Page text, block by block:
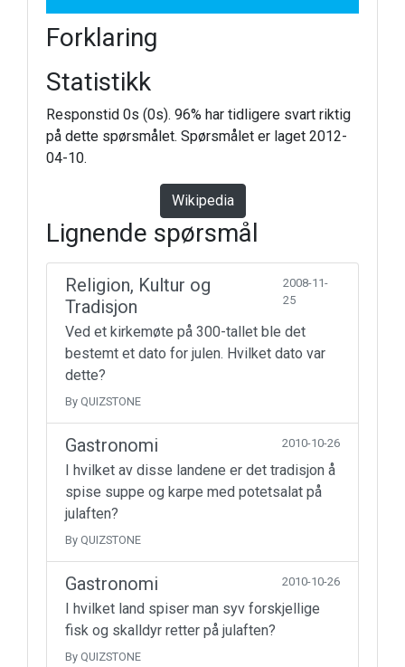
Forklaring
Statistikk
Responstid 0s (0s). 96% har tidligere svart riktig
på dette spørsmålet. Spørsmålet er laget 2012-
04-10.
Wikipedia
Lignende spørsmål
Religion, Kultur og
Tradisjon
2008-11-
25
Ved et kirkemøte på 300-tallet ble det
bestemt et dato for julen. Hvilket dato var
dette?
By QUIZSTONE
Gastronomi 2010-10-26
I hvilket av disse landene er det tradisjon å
spise suppe og karpe med potetsalat på
julaften?
By QUIZSTONE
Gastronomi 2010-10-26
I hvilket land spiser man syv forskjellige
fisk og skalldyr retter på julaften?
By QUIZSTONE